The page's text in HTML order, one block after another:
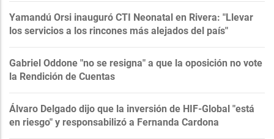
Yamandú Orsi inauguró CTI Neonatal en Rivera: "Llevar
los servicios a los rincones más alejados del país"
Gabriel Oddone "no se resigna" a que la oposición no vote
la Rendición de Cuentas
Álvaro Delgado dijo que la inversión de HIF-Global "está
en riesgo" y responsabilizó a Fernanda Cardona